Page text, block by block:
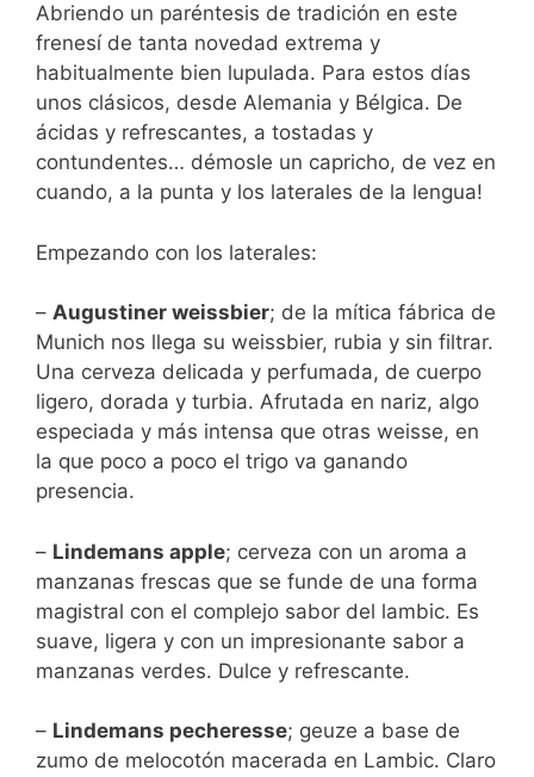
Abriendo un paréntesis de tradición en este
frenesí de tanta novedad extrema y
habitualmente bien lupulada. Para estos días
unos clásicos, desde Alemania y Bélgica. De
ácidas y refrescantes, a tostadas y
contundentes… démosle un capricho, de vez en
cuando, a la punta y los laterales de la lengua!
Empezando con los laterales:
– Augustiner weissbier; de la mítica fábrica de
Munich nos llega su weissbier, rubia y sin filtrar.
Una cerveza delicada y perfumada, de cuerpo
ligero, dorada y turbia. Afrutada en nariz, algo
especiada y más intensa que otras weisse, en
la que poco a poco el trigo va ganando
presencia.
– Lindemans apple; cerveza con un aroma a
manzanas frescas que se funde de una forma
magistral con el complejo sabor del lambic. Es
suave, ligera y con un impresionante sabor a
manzanas verdes. Dulce y refrescante.
– Lindemans pecheresse; geuze a base de
zumo de melocotón macerada en Lambic. Claro